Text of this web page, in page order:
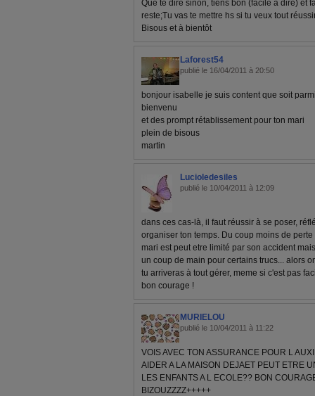
Que te dire sinon, tiens bon (facile à dire) et
reste;Tu vas te mettre hs si tu veux tout
Bisous et à bientôt
Laforest54
publié le 16/04/2011 à 20:50
bonjour isabelle je suis content que soit
bienvenu
et des prompt rétablissement pour ton mari
plein de bisous
martin
Lucioledesiles
publié le 10/04/2011 à 12:09
dans ces cas-là, il faut réussir à se poser,
organiser ton temps. Du coup moins de
mari est peut etre limité par son accident
un coup de main pour certains trucs... alors
tu arriveras à tout gérer, meme si c'est pas
bon courage !
MURIELOU
publié le 10/04/2011 à 11:22
VOIS AVEC TON ASSURANCE POUR L
AIDER A LA MAISON DEJAET PEUT ETRE
LES ENFANTS A L ECOLE?? BON
BIZOUZZZZ+++++